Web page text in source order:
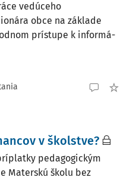
vedúceho
obce na základe
prístupe k informá­
v školstve?
pedagogickým
Materskú školu bez